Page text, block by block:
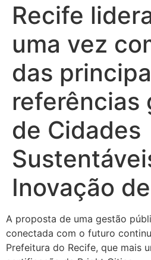
Recife
uma vez
das
referências
de Cidades
Inovação
A proposta de uma gestão
conectada com o futuro
Prefeitura do Recife, que mais